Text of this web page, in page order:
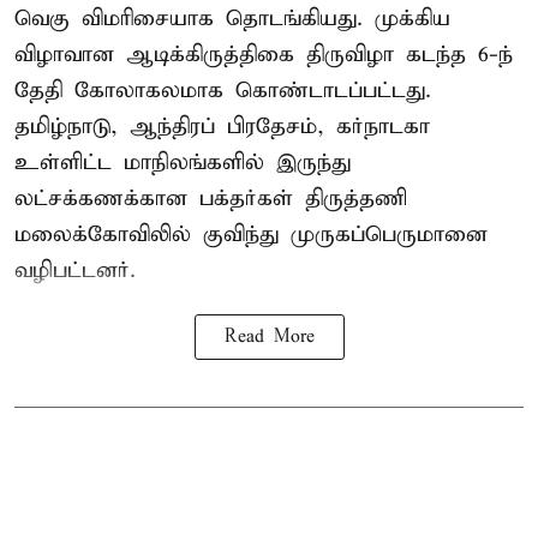
வெகு விமரிசையாக தொடங்கியது. முக்கிய
விழாவான ஆடிக்கிருத்திகை திருவிழா கடந்த 6-ந்
தேதி கோலாகலமாக கொண்டாடப்பட்டது.
தமிழ்நாடு, ஆந்திரப் பிரதேசம், கர்நாடகா
உள்ளிட்ட மாநிலங்களில் இருந்து
லட்சக்கணக்கான பக்தர்கள் திருத்தணி
மலைக்கோவிலில் குவிந்து முருகப்பெருமானை
வழிபட்டனர்.
Read More